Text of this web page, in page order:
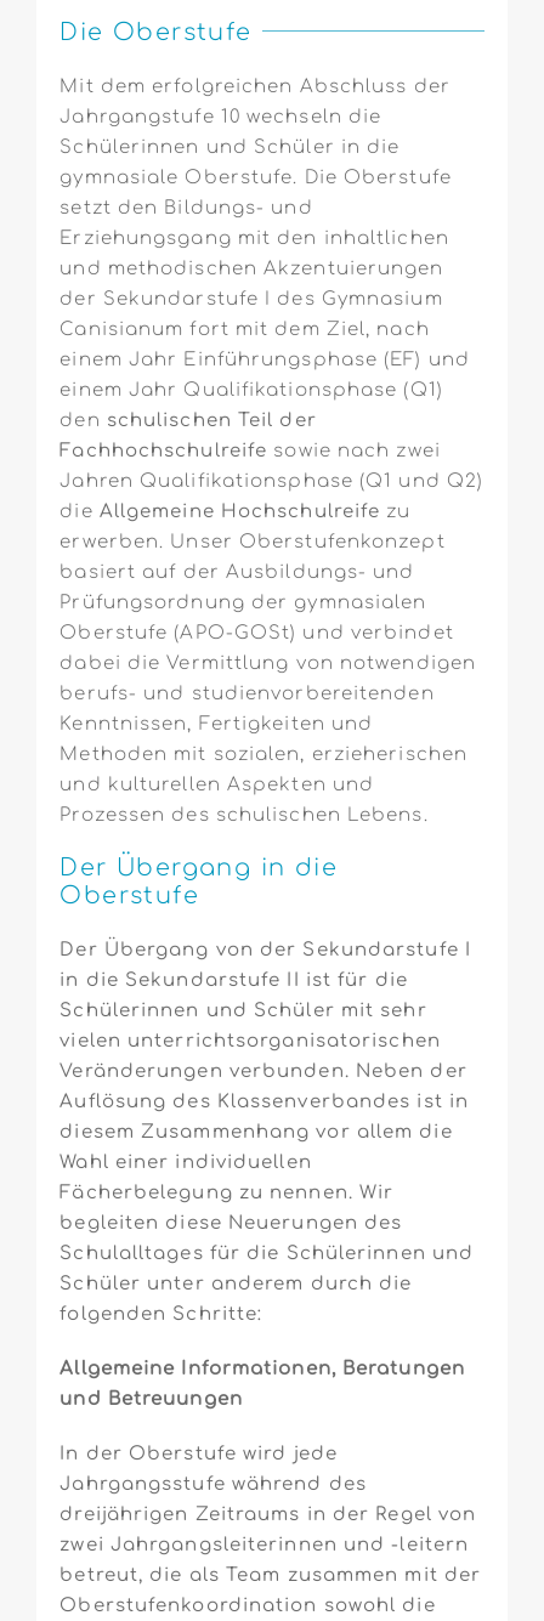
Die Oberstufe
Mit dem erfolgreichen Abschluss der
Jahrgangstufe 10 wechseln die
Schülerinnen und Schüler in die
gymnasiale Oberstufe. Die Oberstufe
setzt den Bildungs- und
Erziehungsgang mit den inhaltlichen
und methodischen Akzentuierungen
der Sekundarstufe I des Gymnasium
Canisianum fort mit dem Ziel, nach
einem Jahr Einführungsphase (EF) und
einem Jahr Qualifikationsphase (Q1)
den schulischen Teil der
Fachhochschulreife sowie nach zwei
Jahren Qualifikationsphase (Q1 und Q2)
die Allgemeine Hochschulreife zu
erwerben. Unser Oberstufenkonzept
basiert auf der Ausbildungs- und
Prüfungsordnung der gymnasialen
Oberstufe (APO-GOSt) und verbindet
dabei die Vermittlung von notwendigen
berufs- und studienvorbereitenden
Kenntnissen, Fertigkeiten und
Methoden mit sozialen, erzieherischen
und kulturellen Aspekten und
Prozessen des schulischen Lebens.
Der Übergang in die
Oberstufe
Der Übergang von der Sekundarstufe I
in die Sekundarstufe II ist für die
Schülerinnen und Schüler mit sehr
vielen unterrichtsorganisatorischen
Veränderungen verbunden. Neben der
Auflösung des Klassenverbandes ist in
diesem Zusammenhang vor allem die
Wahl einer individuellen
Fächerbelegung zu nennen. Wir
begleiten diese Neuerungen des
Schulalltages für die Schülerinnen und
Schüler unter anderem durch die
folgenden Schritte:
Allgemeine Informationen, Beratungen
und Betreuungen
In der Oberstufe wird jede
Jahrgangsstufe während des
dreijährigen Zeitraums in der Regel von
zwei Jahrgangsleiterinnen und -leitern
betreut, die als Team zusammen mit der
Oberstufenkoordination sowohl die